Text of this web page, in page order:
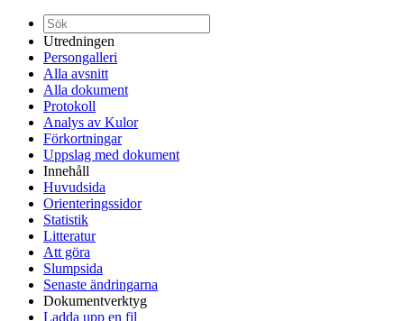
Utredningen
Persongalleri
Alla avsnitt
Alla dokument
Protokoll
Analys av Kulor
Förkortningar
Uppslag med dokument
Innehåll
Huvudsida
Orienteringssidor
Statistik
Litteratur
Att göra
Slumpsida
Senaste ändringarna
Dokumentverktyg
Ladda upp en fil